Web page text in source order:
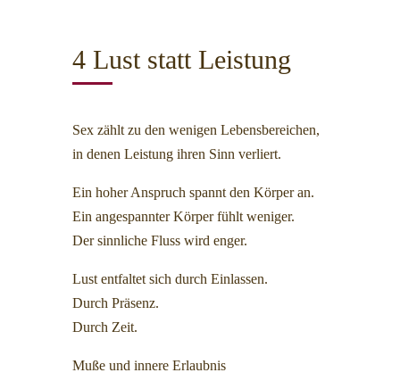
4 Lust statt Leistung
Sex zählt zu den wenigen Lebensbereichen,
in denen Leistung ihren Sinn verliert.
Ein hoher Anspruch spannt den Körper an.
Ein angespannter Körper fühlt weniger.
Der sinnliche Fluss wird enger.
Lust entfaltet sich durch Einlassen.
Durch Präsenz.
Durch Zeit.
Muße und innere Erlaubnis